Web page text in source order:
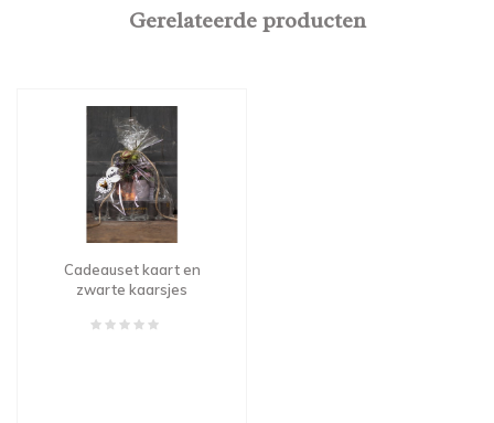
Gerelateerde producten
Cadeauset kaart en
zwarte kaarsjes